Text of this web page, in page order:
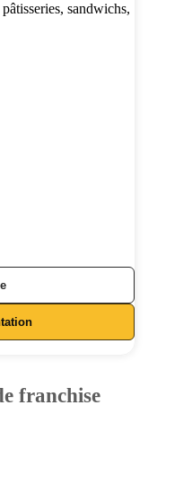
sandwichs,
franchise